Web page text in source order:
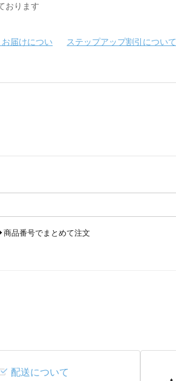
おります
届けについ
ステップアップ割引について
商品番号でまとめて注文
配送について